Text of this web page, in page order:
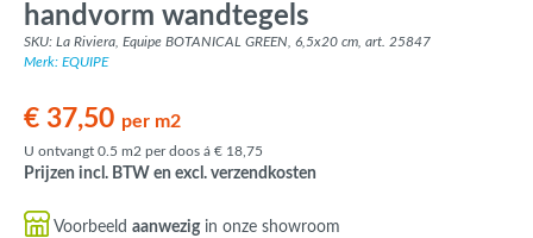
handvorm wandtegels
SKU: La Riviera, Equipe BOTANICAL GREEN, 6,5x20 cm, art. 25847
Merk: EQUIPE
€ 37,50 per m2
U ontvangt 0.5 m2 per doos á € 18,75
Prijzen incl. BTW en excl. verzendkosten
Voorbeeld aanwezigin onze showroom